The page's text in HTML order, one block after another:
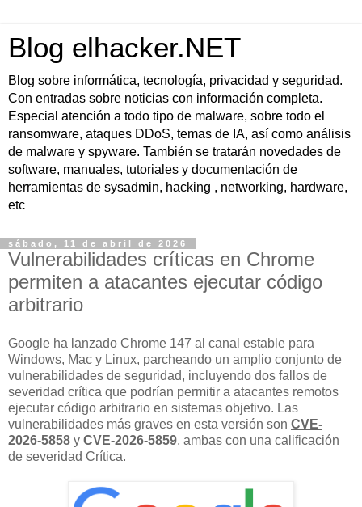
Blog elhacker.NET
Blog sobre informática, tecnología, privacidad y seguridad.
Con entradas sobre noticias con información completa.
Especial atención a todo tipo de malware, sobre todo el
ransomware, ataques DDoS, temas de IA, así como análisis
de malware y spyware. También se tratarán novedades de
software, manuales, tutoriales y documentación de
herramientas de sysadmin, hacking , networking, hardware,
etc
sábado, 11 de abril de 2026
Vulnerabilidades críticas en Chrome
permiten a atacantes ejecutar código
arbitrario
Google ha lanzado Chrome 147 al canal estable para
Windows, Mac y Linux, parcheando un amplio conjunto de
vulnerabilidades de seguridad, incluyendo dos fallos de
severidad crítica que podrían permitir a atacantes remotos
ejecutar código arbitrario en sistemas objetivo. Las
vulnerabilidades más graves en esta versión son CVE-
2026-5858 y CVE-2026-5859, ambas con una calificación
de severidad Crítica.